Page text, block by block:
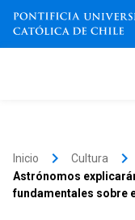
Inicio keyboard_arrow_right Cultura keyboard_arrow_right
Astrónomos
fundamentales sobre